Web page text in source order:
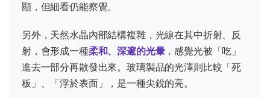
顯，但細看仍能察覺。
另外，天然水晶內部結構複雜，光線在其中折射、反
射，會形成一種柔和、深邃的光暈，感覺光被「吃」
進去一部分再散發出來。玻璃製品的光澤則比較「死
板」、「浮於表面」，是一種尖銳的亮。